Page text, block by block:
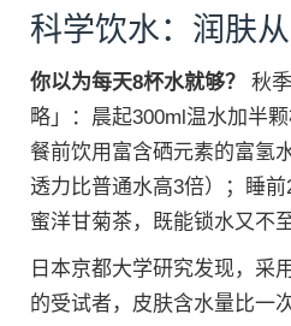
科学饮水：润肤
你以为每天8杯水就够？
秋
略」：晨起300ml温水加半
餐前饮用富含硒元素的富氢
透力比普通水高3倍）；睡
蜜洋甘菊茶，既能锁水又不
日本京都大学研究发现，采
的受试者，皮肤含水量比一